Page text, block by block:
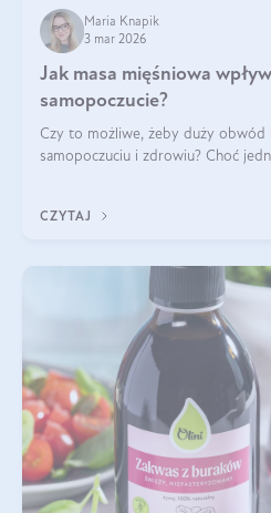
Maria Knapik
3 mar 2026
Jak masa mięśniowa
samopoczucie?
Czy to możliwe, żeby duży obwód
samopoczuciu i zdrowiu? Choć
wyjaśnimy.
CZYTAJ